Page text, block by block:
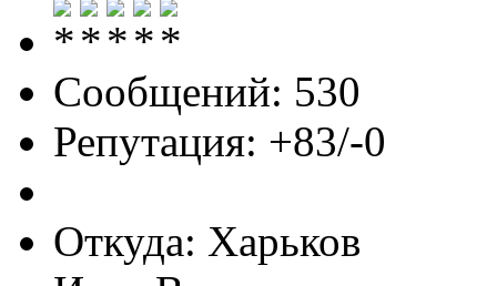
Сообщений: 530
Репутация: +83/-0
Откуда: Харьков